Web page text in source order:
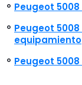
Peugeot
Peugeot
equipamiento
Peugeot